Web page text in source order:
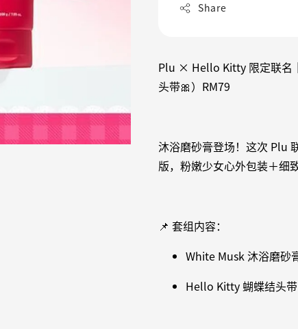
Share
Plu × Hello Kitty 限定联名
头带🎀）RM79
沐浴磨砂膏登场！这次 Plu
版，粉嫩少女心外包装＋细
📌 套组内容：
White Musk 沐浴磨砂
Hello Kitty 蝴蝶结头